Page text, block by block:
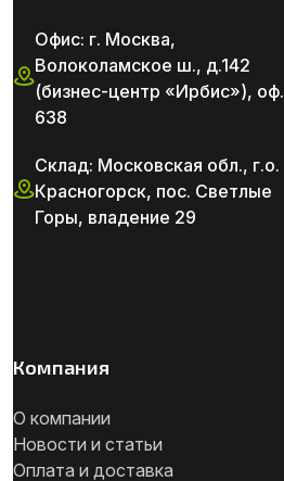
Офис: г. Москва,
Волоколамское ш., д.142
(бизнес-центр «Ирбис»), оф.
638
Склад: Московская обл., г.о.
Красногорск, пос. Светлые
Горы, владение 29
Компания
О компании
Новости и статьи
Оплата и доставка